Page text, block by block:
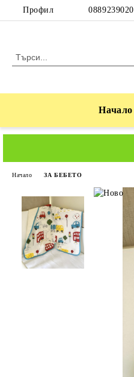
Профил 0889239020
Начало
Начало ЗА БЕБЕТО